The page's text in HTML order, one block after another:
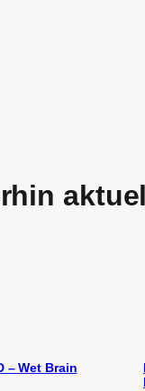
– Wet Brain